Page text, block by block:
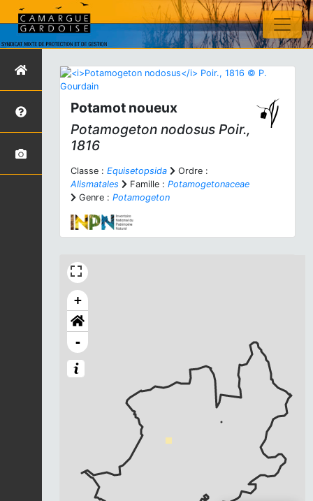
Potamot noueux
Potamogeton nodosus Poir.,
1816
Classe : Equisetopsida
Ordre :
Alismatales
Famille : Potamogetonaceae
Genre : Potamogeton
+
-